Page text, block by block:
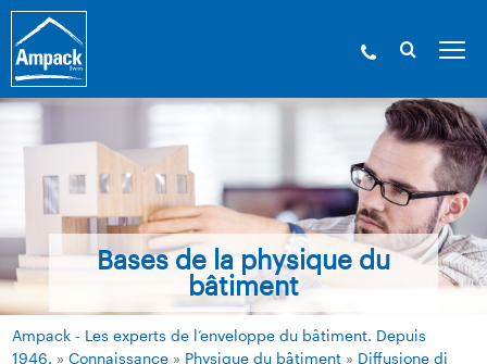
Bases de la physique du
bâtiment
Ampack - Les experts de l’enveloppe du bâtiment. Depuis
1946. »Connaissance » Physique du bâtiment » Diffusione di